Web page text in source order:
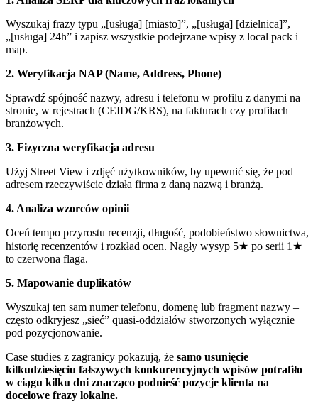
Wyszukaj frazy typu „[usługa] [miasto]”, „[usługa] [dzielnica]”,
„[usługa] 24h” i zapisz wszystkie podejrzane wpisy z local pack i
map.
2. Weryfikacja NAP (Name, Address, Phone)
Sprawdź spójność nazwy, adresu i telefonu w profilu z danymi na
stronie, w rejestrach (CEIDG/KRS), na fakturach czy profilach
branżowych.
3. Fizyczna weryfikacja adresu
Użyj Street View i zdjęć użytkowników, by upewnić się, że pod
adresem rzeczywiście działa firma z daną nazwą i branżą.
4. Analiza wzorców opinii
Oceń tempo przyrostu recenzji, długość, podobieństwo słownictwa,
historię recenzentów i rozkład ocen. Nagły wysyp 5★ po serii 1★
to czerwona flaga.
5. Mapowanie duplikatów
Wyszukaj ten sam numer telefonu, domenę lub fragment nazwy –
często odkryjesz „sieć” quasi-oddziałów stworzonych wyłącznie
pod pozycjonowanie.
Case studies z zagranicy pokazują, że samo usunięcie
kilkudziesięciu fałszywych konkurencyjnych wpisów potrafiło
w ciągu kilku dni znacząco podnieść pozycje klienta na
docelowe frazy lokalne.